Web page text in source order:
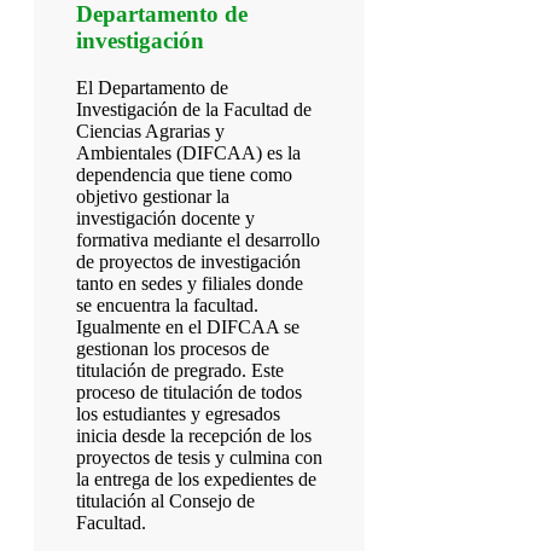
Departamento de
investigación
El Departamento de
Investigación de la Facultad de
Ciencias Agrarias y
Ambientales (DIFCAA) es la
dependencia que tiene como
objetivo gestionar la
investigación docente y
formativa mediante el desarrollo
de proyectos de investigación
tanto en sedes y filiales donde
se encuentra la facultad.
Igualmente en el DIFCAA se
gestionan los procesos de
titulación de pregrado. Este
proceso de titulación de todos
los estudiantes y egresados
inicia desde la recepción de los
proyectos de tesis y culmina con
la entrega de los expedientes de
titulación al Consejo de
Facultad.